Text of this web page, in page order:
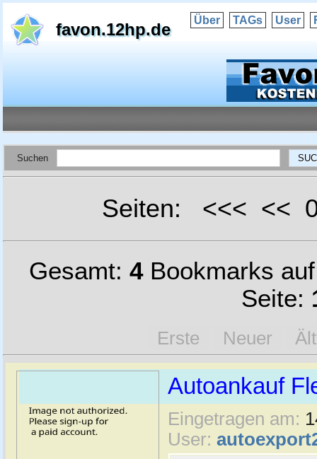
favon.12hp.de Über TAGs User
Suchen
Seiten: <<< <<
Gesamt: 4Bookmarks
Seite:
Erste Neuer
Autoankauf
Eingetragen am:
User: